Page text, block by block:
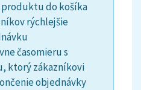
do košíka
rýchlejšie
časomieru s
ktorý zákazníkovi
objednávky